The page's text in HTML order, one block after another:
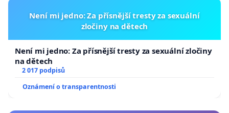
Není mi jedno: Za přísnější tresty za sexuální
zločiny na dětech
Není mi jedno: Za přísnější tresty za sexuální zločiny
na dětech
2 017 podpisů
Oznámení o transparentnosti